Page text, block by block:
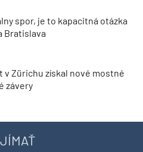
spor, je to kapacitná otázka
Bratislava
v Zürichu získal nové mostné
závery